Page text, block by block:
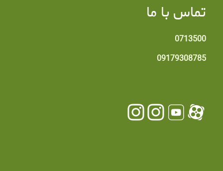
تماس با ما
0713500
09179308785